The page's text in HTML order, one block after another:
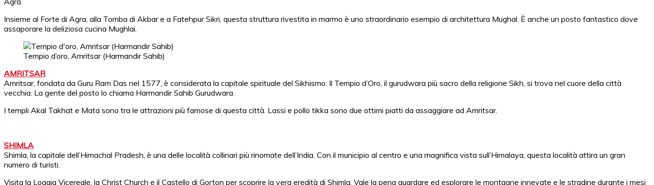
Insieme al Forte di Agra, alla Tomba di Akbar e a Fatehpur Sikri, questa struttura rivestita in marmo è uno straordinario esempio di architettura Mughal. È anche un posto fantastico dove
assaporare la deliziosa cucina Mughlai.
Tempio d’oro, Amritsar (Harmandir Sahib)
AMRITSAR
Amritsar, fondata da Guru Ram Das nel 1577, è considerata la capitale spirituale del Sikhismo. Il Tempio d’Oro, il gurudwara più sacro della religione Sikh, si trova nel cuore della città
vecchia. La gente del posto lo chiama Harmandir Sahib Gurudwara.
I templi Akal Takhat e Mata sono tra le attrazioni più famose di questa città. Lassi e pollo tikka sono due ottimi piatti da assaggiare ad Amritsar.
SHIMLA
Shimla, la capitale dell’Himachal Pradesh, è una delle località collinari più rinomate dell’India. Con il municipio al centro e una magnifica vista sull’Himalaya, questa località attira un gran
numero di turisti.
Visita la Loggia Vicereale, la Christ Church e il Castello di Gorton per scoprire la vera eredità di Shimla. Vale la pena guardare ed esplorare le montagne innevate e le stradine durante i mesi